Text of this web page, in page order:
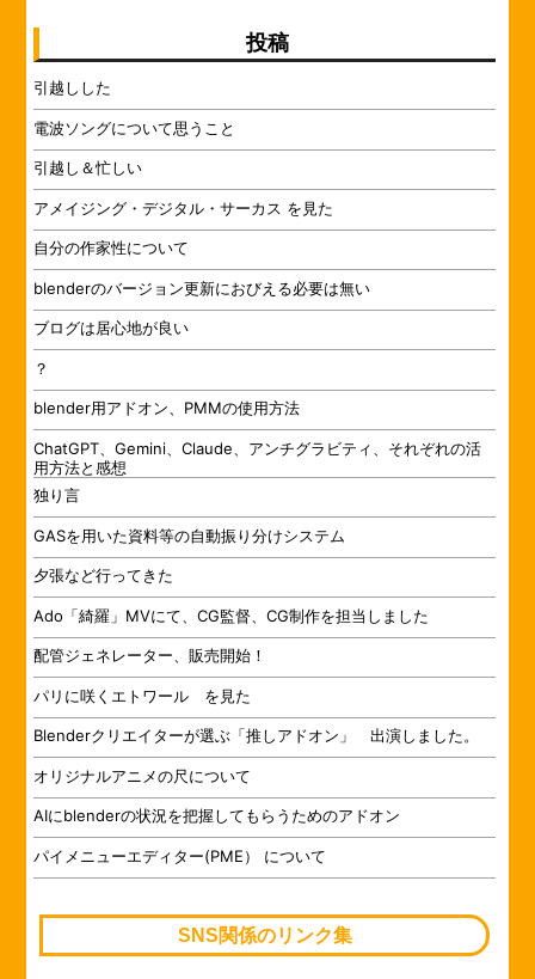
投稿
引越しした
電波ソングについて思うこと
引越し＆忙しい
アメイジング・デジタル・サーカス を見た
自分の作家性について
blenderのバージョン更新におびえる必要は無い
ブログは居心地が良い
？
blender用アドオン、PMMの使用方法
ChatGPT、Gemini、Claude、アンチグラビティ、それぞれの活
用方法と感想
独り言
GASを用いた資料等の自動振り分けシステム
夕張など行ってきた
Ado「綺羅」MVにて、CG監督、CG制作を担当しました
配管ジェネレーター、販売開始！
パリに咲くエトワール を見た
Blenderクリエイターが選ぶ「推しアドオン」 出演しました。
オリジナルアニメの尺について
AIにblenderの状況を把握してもらうためのアドオン
パイメニューエディター(PME） について
SNS関係のリンク集